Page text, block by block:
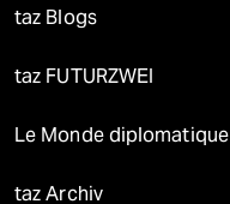
taz Blogs
taz FUTURZWEI
Le Monde diplomatique
taz Archiv